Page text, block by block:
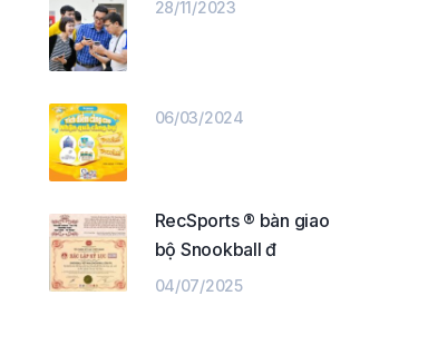
28/11/2023
06/03/2024
RecSports ® bàn giao
bộ Snookball đ
04/07/2025